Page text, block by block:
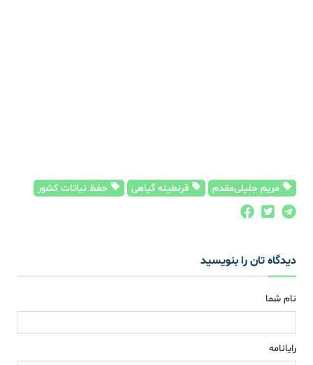
مریم جلیلی‌مقدم قرنطینه گیاهی حفظ نباتات کشور
دیدگاه تان را بنویسید
نام شما
رایانامه